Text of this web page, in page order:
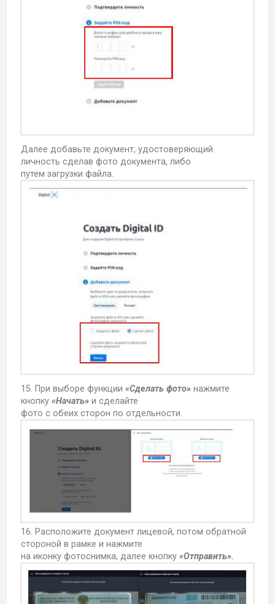
Далее добавьте документ, удостоверяющий
личность сделав фото документа, либо
путем загрузки файла.
15. При выборе функции «Сделать фото»нажмите
кнопку «Начать»и сделайте
фото с обеих сторон по отдельности.
16. Расположите документ лицевой, потом обратной
стороной в рамке и нажмите
на иконку фотоснимка, далее кнопку «Отправить».